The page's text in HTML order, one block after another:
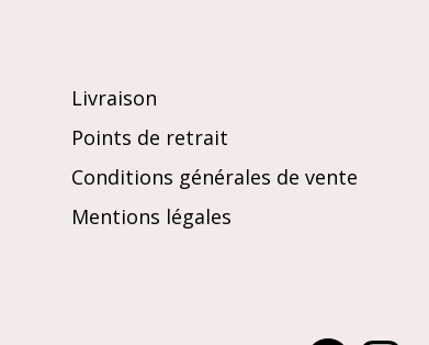
Livraison
Points de retrait
Conditions générales de vente
Mentions légales
Facebook